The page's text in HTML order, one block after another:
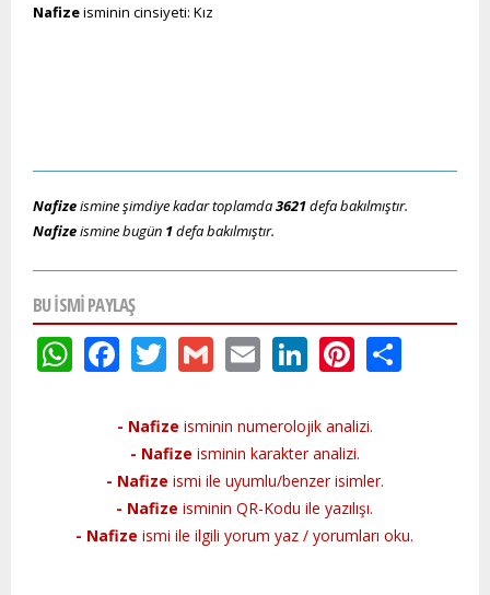
Nafizeisminin cinsiyeti: Kız
Nafizeismine şimdiye kadar toplamda3621defa bakılmıştır.
Nafizeismine bugün 1defa bakılmıştır.
BU ISMI PAYLAŞ
WhatsApp
Facebook
Twitter
GmailEmailLinkedIn
- Nafize isminin numerolojik analizi.
- Nafize isminin karakter analizi.
- Nafize ismi ile uyumlu/benzer isimler.
- Nafize isminin QR-Kodu ile yazılışı.
- Nafize ismi ile ilgili yorum yaz / yorumları oku.